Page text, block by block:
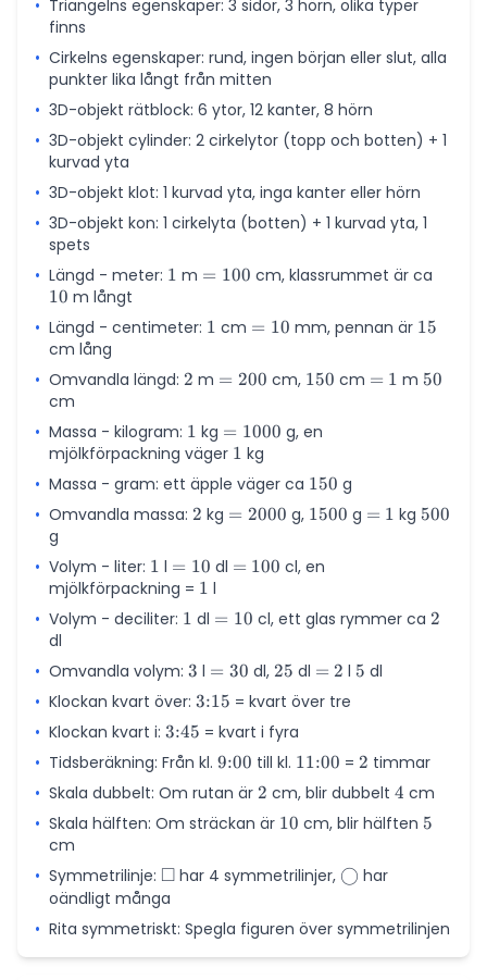
• Triangelns egenskaper: 3 sidor, 3 hörn, olika typer
finns
• Cirkelns egenskaper: rund, ingen början eller slut, alla
punkter lika långt från mitten
• 3D-objekt rätblock: 6 ytor, 12 kanter, 8 hörn
• 3D-objekt cylinder: 2 cirkelytor (topp och botten) + 1
kurvad yta
• 3D-objekt klot: 1 kurvad yta, inga kanter eller hörn
• 3D-objekt kon: 1 cirkelyta (botten) + 1 kurvad yta, 1
spets
• Längd - meter: 1
1 m =
= 100 cm, klassrummet är ca
10 m långt
• Längd - centimeter: 1
1 cm =
= 10 mm, pennan är 15
15
cm lång
• Omvandla längd: 2
2 m =
= 200 cm, 150
150 cm =
= 1 m 50
50
cm
• Massa - kilogram: 1
1 kg =
1000
= 1000 g, en
mjölkförpackning väger 1
1 kg
• Massa - gram: ett äpple väger ca 150
150 g
• Omvandla massa: 2
2 kg =
= 2000 g, 1500
1500 g =
= 1 kg 500
500
g
• Volym - liter: 1
1 l =
10
= 10 dl =
= 100 cl, en
mjölkförpackning = 1
1 l
• Volym - deciliter: 1
1 dl =
= 10 cl, ett glas rymmer ca 2
2
dl
• Omvandla volym: 3
3 l =
30
= 30 dl, 25
25 dl =
2
= 2 l 5
5 dl
• Klockan kvart över: 3{:}15
3:15 = kvart över tre
• Klockan kvart i: 3{:}45
3:45 = kvart i fyra
• Tidsberäkning: Från kl. 9{:}00
9:00 till kl. 11{:}00
11:00 = 2
2 timmar
• Skala dubbelt: Om rutan är 2
2 cm, blir dubbelt 4
4 cm
• Skala hälften: Om sträckan är 10
10 cm, blir hälften 5
5
cm
• Symmetrilinje: \square
□ har 4 symmetrilinjer, \bigcirc
◯ har
oändligt många
• Rita symmetriskt: Spegla figuren över symmetrilinjen